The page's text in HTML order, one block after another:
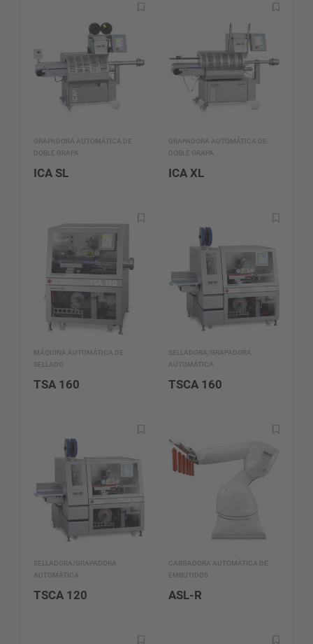
GRAPADORA AUTOMÁTICA DE
DOBLE GRAPA
ICA SL
GRAPADORA AUTOMÁTICA DE
DOBLE GRAPA
ICA XL
MÁQUINA AUTOMÁTICA DE
SELLADO
TSA 160
SELLADORA/GRAPADORA
AUTOMÁTICA
TSCA 160
SELLADORA/GRAPADORA
AUTOMÁTICA
TSCA 120
CARGADORA AUTOMÁTICA DE
EMBUTIDOS
ASL-R